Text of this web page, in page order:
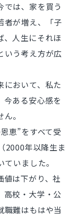
では、家を買う
者が増え、「子
、人生にそれほ
いう考え方が広
おいて、私た
今ある安心感を
。
恵”をすべて受
年以降生ま
いました。
は下がり、社
高校・大学・公
職難はもはや当